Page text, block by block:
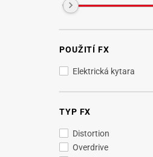
POUŽITÍ FX
Elektrická kytara
TYP FX
Distortion
Overdrive